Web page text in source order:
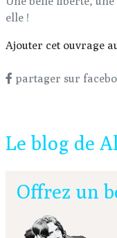
elle !
Ajouter cet ouvrage
partager sur
Le blog de
Offrez un